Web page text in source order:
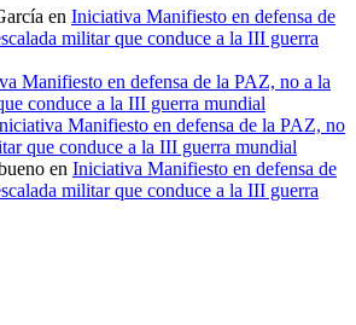
en Iniciativa Manifiesto en defensa de
militar que conduce a la III guerra
Manifiesto en defensa de la PAZ, no a la
conduce a la III guerra mundial
Manifiesto en defensa de la PAZ, no
que conduce a la III guerra mundial
en Iniciativa Manifiesto en defensa de
militar que conduce a la III guerra